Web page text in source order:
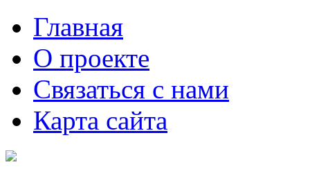
Главная
О проекте
Связаться с нами
Карта сайта